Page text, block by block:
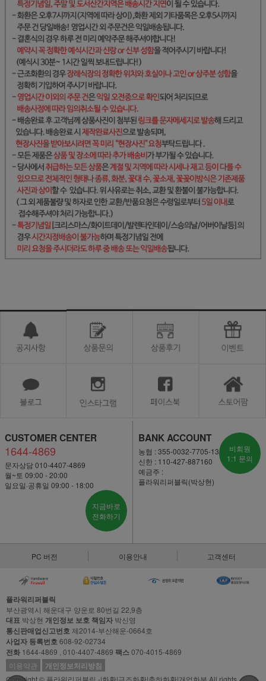
CUSTOMER CENTER
1644-4869
문자상담 010-4407-4869
월~토 09:00 - 20:00
일요일·공휴일 09:00 - 18:00
지금바로
전화하기
BANK ACCOUNT
농협 : 355-0032-7705-13
신한 : 110-427-887160
예금주 :
플라워리퍼블릭(박상현)
비회원
1:1 문의
PC 버전 이용안내 고객센터
플라워리퍼블릭
부산광역시 해운대구 양운로 80번길 22,9층
대표 박상현 개인정보 보호 책임자 박신영
통신판매업신고번호제2014-부산해운-0664호
사업자 등록번호608-92-02734
전화 1644-4869 , 010-4407-4869 팩스070-4015-4869
이용약관
개인정보처리방침
Copyright © 플라워리퍼블릭 -|화환|근조화환|축하화환|개업화분 All rights